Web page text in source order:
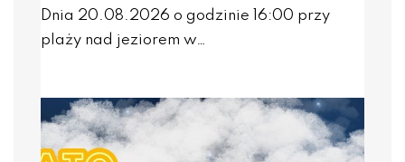
Dnia 20.08.2026 o godzinie 16:00 przy
plaży nad jeziorem w…